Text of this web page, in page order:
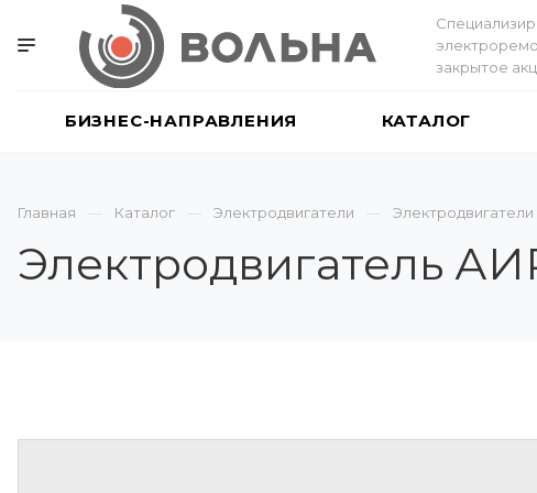
закрытое
БИЗНЕС-НАПРАВЛЕНИЯ КАТАЛОГ
Главная Каталог Электродвигатели
Электродвигатель